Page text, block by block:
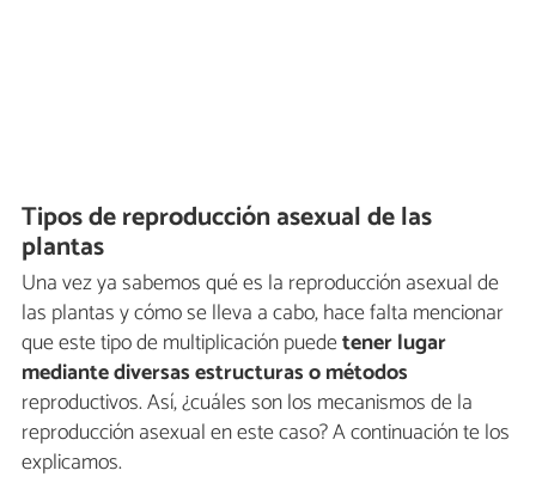
Tipos de reproducción asexual de las
plantas
Una vez ya sabemos qué es la reproducción asexual de
las plantas y cómo se lleva a cabo, hace falta mencionar
que este tipo de multiplicación puedetener lugar
mediante diversas estructuras o métodos
reproductivos. Así, ¿cuáles son los mecanismos de la
reproducción asexual en este caso? A continuación te los
explicamos.